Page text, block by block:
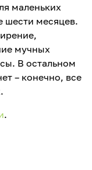
маленьких
шести месяцев.
мучных
В остальном
– конечно, все
.